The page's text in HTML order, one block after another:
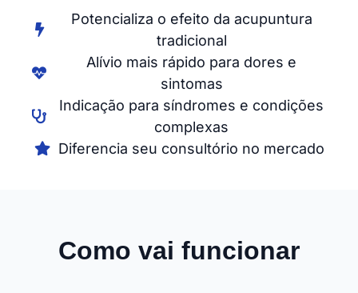
Potencializa o efeito da acupuntura
tradicional
Alívio mais rápido para dores e
sintomas
Indicação para síndromes e condições
complexas
Diferencia seu consultório no mercado
Como vai funcionar